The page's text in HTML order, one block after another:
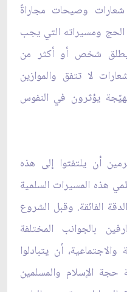
وصيحات مجاراةً
ومسيراته التي يجب
شخص أو أكثر من
لا تتفق والموازين
يؤثرون في النفوس
أن يلتفتوا إلى هذه
هذه المسيرات السلمية
الفائقة. وقبل الشروع
بالجوانب المختلفة
أن يتبادلوا
الإسلام والمسلمين